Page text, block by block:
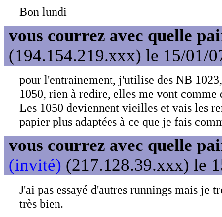
Bon lundi
vous courrez avec quelle
(194.154.219.xxx) le 15/01/
pour l'entrainement, j'utilise des NB
1050, rien à redire, elles me vont comme
Les 1050 deviennent vieilles et vais les
papier plus adaptées à ce que je fais
vous courrez avec quelle
(invité) (217.128.39.xxx) le
J'ai pas essayé d'autres runnings mais je
très bien.